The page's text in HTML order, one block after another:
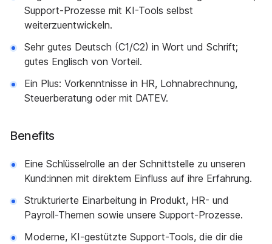
Support-Prozesse mit KI-Tools selbst
weiterzuentwickeln.
Sehr gutes Deutsch (C1/C2) in Wort und Schrift;
gutes Englisch von Vorteil.
Ein Plus: Vorkenntnisse in HR, Lohnabrechnung,
Steuerberatung oder mit DATEV.
Benefits
Eine Schlüsselrolle an der Schnittstelle zu unseren
Kund:innen mit direktem Einfluss auf ihre Erfahrung.
Strukturierte Einarbeitung in Produkt, HR- und
Payroll-Themen sowie unsere Support-Prozesse.
Moderne, KI-gestützte Support-Tools, die dir die